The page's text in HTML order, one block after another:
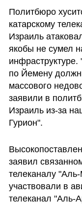
Политбюро
катарскому
Израиль
якобы не сумел
по Йемену
массового
заявили в
Израиль из-за
Гурион".
заявил
телеканалу
участвовали в
телеканал "Аль-